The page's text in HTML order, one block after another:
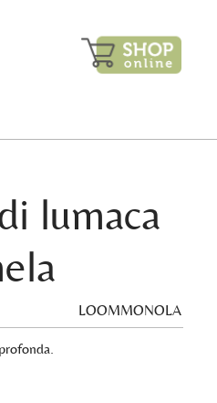
lumaca
LOOMMONOLA